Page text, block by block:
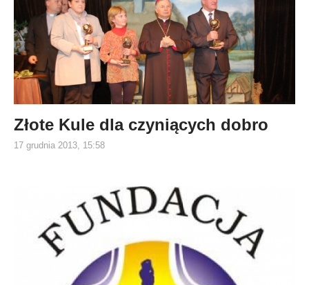
Złote Kule dla czyniących dobro
17 grudnia 2013, 15:58